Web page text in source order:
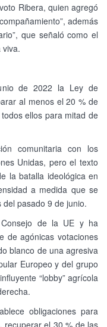
Ribera, quien agregó
además
que señaló como el
de 2022 la Ley de
al menos el 20 % de
ellos para mitad de
comunitaria con los
Unidas, pero el texto
la batalla ideológica en
a medida que se
pasado 9 de junio.
de la UE y ha
de agónicas votaciones
blanco de una agresiva
Europeo y del grupo
“lobby” agrícola
obligaciones para